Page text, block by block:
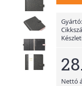
Gyártó:
Nettó